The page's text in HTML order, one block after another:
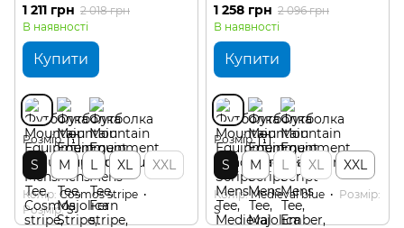
1 211 грн 2 018 грн
В наявності
Купити
Розмір
S M L XL XXL
Колір Cosmos stripe
Розмір S
1 258 грн 2 096 грн
В наявності
Купити
Розмір
S M L XL XXL
Колір Medieval blue
Розмір
S